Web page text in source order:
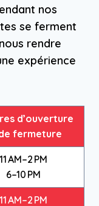
nos
se ferment
rendre
expérience
d’ouverture
fermeture
11 AM–2 PM
6–10 PM
11 AM–2 PM